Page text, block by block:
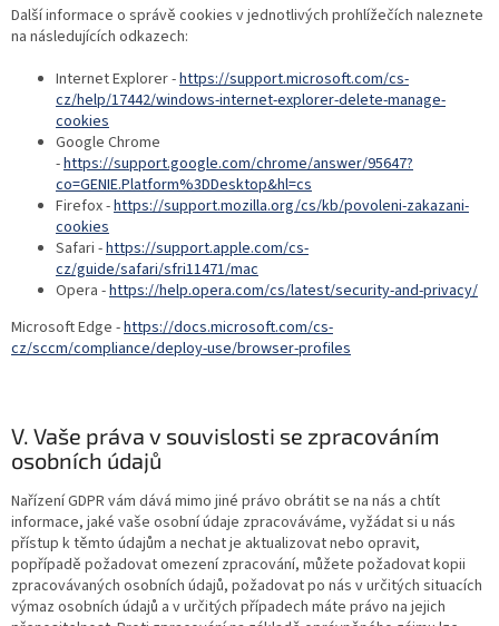
Další informace o správě cookies v jednotlivých prohlížečích naleznete
na následujících odkazech:
Internet Explorer -https://support.microsoft.com/cs-
cz/help/17442/windows-internet-explorer-delete-manage-
cookies
Google Chrome
-https://support.google.com/chrome/answer/95647?
co=GENIE.Platform%3DDesktop&hl=cs
Firefox -https://support.mozilla.org/cs/kb/povoleni-zakazani-
cookies
Safari -https://support.apple.com/cs-
cz/guide/safari/sfri11471/mac
Opera -https://help.opera.com/cs/latest/security-and-privacy/
Microsoft Edge -https://docs.microsoft.com/cs-
cz/sccm/compliance/deploy-use/browser-profiles
V. Vaše práva v souvislosti se zpracováním
osobních údajů
Nařízení GDPR vám dává mimo jiné právo obrátit se na nás a chtít
informace, jaké vaše osobní údaje zpracováváme, vyžádat si u nás
přístup k těmto údajům a nechat je aktualizovat nebo opravit,
popřípadě požadovat omezení zpracování, můžete požadovat kopii
zpracovávaných osobních údajů, požadovat po nás v určitých situacích
výmaz osobních údajů a v určitých případech máte právo na jejich